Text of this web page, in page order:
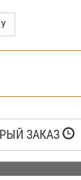
ЗАКАЗ